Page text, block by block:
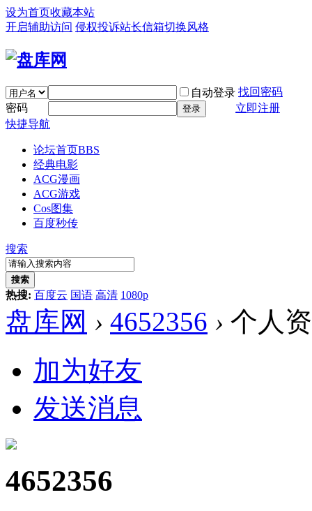
设为首页收藏本站
开启辅助访问 侵权投诉站长信箱切换风格
自动登录 找回密码
密码
登录
立即注册
快捷导航
论坛首页BBS
经典电影
ACG漫画
ACG游戏
Cos图集
百度秒传
搜索
搜索
热搜: 百度云 国语 高清 1080p
盘库网 › 4652356 › 个人
加为好友
发送消息
4652356